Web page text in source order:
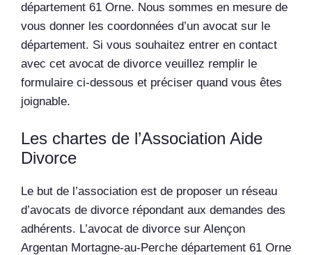
département 61 Orne. Nous sommes en mesure de
vous donner les coordonnées d’un avocat sur le
département. Si vous souhaitez entrer en contact
avec cet avocat de divorce veuillez remplir le
formulaire ci-dessous et préciser quand vous êtes
joignable.
Les chartes de l’Association Aide
Divorce
Le but de l’association est de proposer un réseau
d’avocats de divorce répondant aux demandes des
adhérents. L’avocat de divorce sur Alençon
Argentan Mortagne-au-Perche département 61 Orne